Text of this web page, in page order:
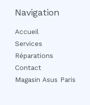
Navigation
Accueil
Services
Réparations
Contact
Magasin Asus Paris